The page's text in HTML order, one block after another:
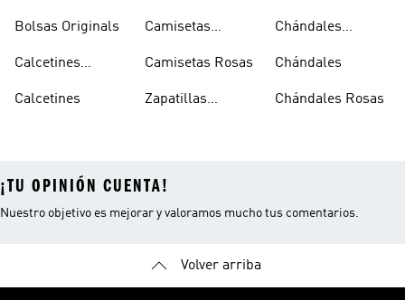
Blancas
Bolsas Originals
Calcetines
Blancos
Calcetines
Camisetas
Camisetas Rosas
Zapatillas
Chándales
Chándales
Chándales Rosas
¡TU OPINIÓN CUENTA!
Nuestro objetivo es mejorar y valoramos mucho tus comentarios.
Volver arriba